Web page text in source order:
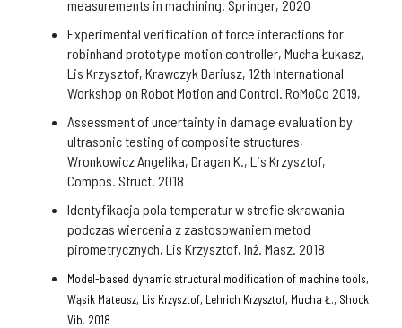
measurements in machining. Springer, 2020
Experimental verification of force interactions for
robinhand prototype motion controller, Mucha Łukasz,
Lis Krzysztof, Krawczyk Dariusz, 12th International
Workshop on Robot Motion and Control. RoMoCo 2019,
Assessment of uncertainty in damage evaluation by
ultrasonic testing of composite structures,
Wronkowicz Angelika, Dragan K., Lis Krzysztof,
Compos. Struct. 2018
Identyfikacja pola temperatur w strefie skrawania
podczas wiercenia z zastosowaniem metod
pirometrycznych, Lis Krzysztof, Inż. Masz. 2018
Model-based dynamic structural modification of machine tools,
Wąsik Mateusz, Lis Krzysztof, Lehrich Krzysztof, Mucha Ł., Shock
Vib. 2018